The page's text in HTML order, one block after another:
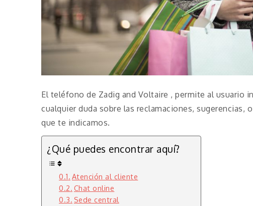
El teléfono de Zadig and Voltaire , permite al usuario
cualquier duda sobre las reclamaciones, sugerencias,
que te indicamos.
¿Qué puedes encontrar aquí?
Atención al cliente
Chat online
Sede central